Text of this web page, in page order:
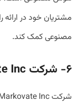
مشتریان خود در
مصنوعی کمک کند.
۶- شرکت